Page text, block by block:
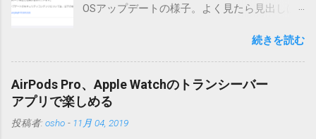
（Windowsから解凍したフォルダを見ると「_MACOSX」とい
りませんので無視してください。MacOS XでZIP圧縮している
ため、Mac独自のファイル情報が含まれてしまうようで
す。） Ver.0.3.0以降用の差分ファイルはこちら 。ZIP圧縮して
まとめてあります。いまのバージョン番号と同じバージョン
合は一つずつ順に適用していく必要があります。0.5.0以降
OSアップデートの様子。よく見たら見出しは
の名前としてはいまだにiOSのままとか、そん
な理由じゃないでしょうね。 それは混乱のも
とですが、それよりも「Appleのソフトウェ
ア・アップデートのセキュリティコンテンツ
については、以下のWebサイトをご覧くださ
い」の部分。 セキュリティコンテンツ…？ こ
続きを読む
AirPods Pro、Apple Watchのトランシーバー
アプリで楽しめる
投稿者: osho - 11月 04, 2019